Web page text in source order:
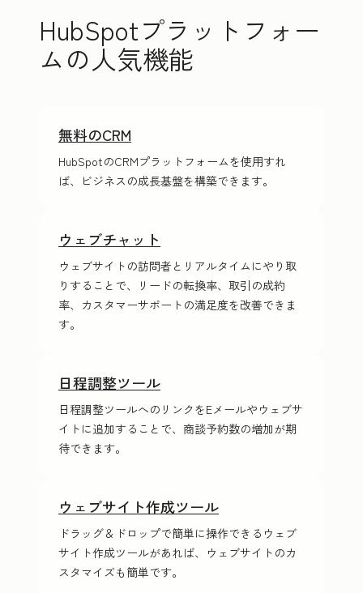
HubSpotプラットフォー
ムの人気機能
無料のCRM
HubSpotのCRMプラットフォームを使用すれ
ば、ビジネスの成長基盤を構築できます。
ウェブチャット
ウェブサイトの訪問者とリアルタイムにやり取
りすることで、リードの転換率、取引の成約
率、カスタマーサポートの満足度を改善できま
す。
日程調整ツール
日程調整ツールへのリンクをE‍メ‍ー‍ルやウェブサ
イトに追加することで、商談予約数の増加が期
待できます。
ウェブサイト作成ツール
ドラッグ＆ドロップで簡単に操作できるウェブ
サイト作成ツールがあれば、ウェブサイトのカ
スタマイズも簡単です。